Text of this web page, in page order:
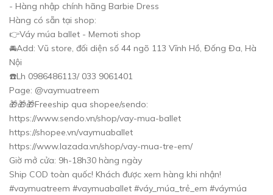
- Hàng nhập chính hãng Barbie Dress
Hàng có sẵn tại shop:
👉Váy múa ballet - Memoti shop
🚘Add: Vũ store, đối diện số 44 ngõ 113 Vĩnh Hồ, Đống Đa, Hà
Nội
☎️Lh 0986486113/ 033 9061401
Page: @vaymuatreem
🎁🎁🎁Freeship qua shopee/sendo:
https://www.sendo.vn/shop/vay-mua-ballet
https://shopee.vn/vaymuaballet
https://www.lazada.vn/shop/vay-mua-tre-em/
Giờ mở cửa: 9h-18h30 hàng ngày
Ship COD toàn quốc! Khách được xem hàng khi nhận!
#vaymuatreem #vaymuaballet #váy_múa_trẻ_em #váymúa